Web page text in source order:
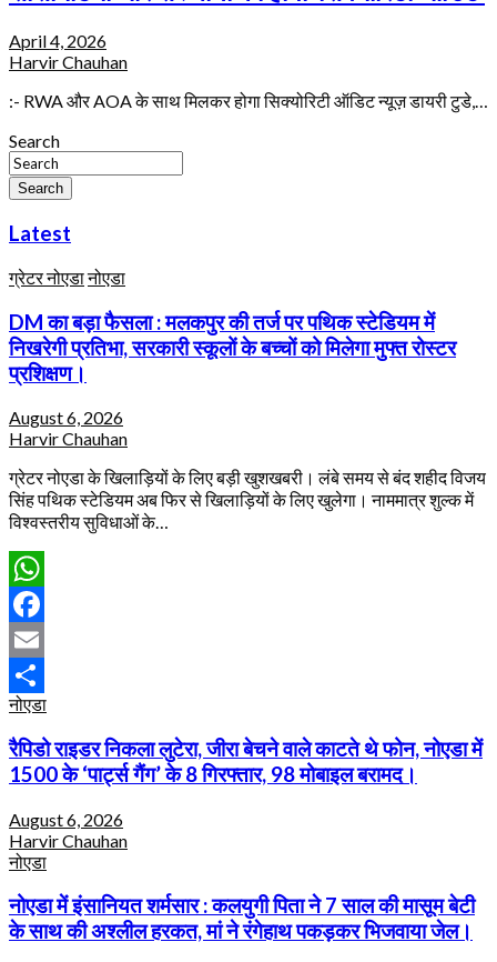
April 4, 2026
Harvir Chauhan
:- RWA और AOA के साथ मिलकर होगा सिक्योरिटी ऑडिट न्यूज़ डायरी टुडे,…
Search
Search
Latest
ग्रेटर नोएडानोएडा
DM का बड़ा फैसला : मलकपुर की तर्ज पर पथिक स्टेडियम में
निखरेगी प्रतिभा, सरकारी स्कूलों के बच्चों को मिलेगा मुफ्त रोस्टर
प्रशिक्षण।
August 6, 2026
Harvir Chauhan
ग्रेटर नोएडा के खिलाड़ियों के लिए बड़ी खुशखबरी। लंबे समय से बंद शहीद विजय
सिंह पथिक स्टेडियम अब फिर से खिलाड़ियों के लिए खुलेगा। नाममात्र शुल्क में
विश्वस्तरीय सुविधाओं के…
WhatsApp
Facebook
Email
Share
नोएडा
रैपिडो राइडर निकला लुटेरा, जीरा बेचने वाले काटते थे फोन, नोएडा में
1500 के ‘पार्ट्स गैंग’ के 8 गिरफ्तार, 98 मोबाइल बरामद।
August 6, 2026
Harvir Chauhan
नोएडा
नोएडा में इंसानियत शर्मसार : कलयुगी पिता ने 7 साल की मासूम बेटी
के साथ की अश्लील हरकत, मां ने रंगेहाथ पकड़कर भिजवाया जेल।